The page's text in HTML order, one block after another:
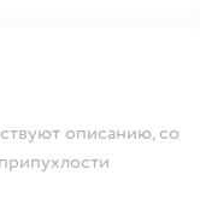
описанию, со